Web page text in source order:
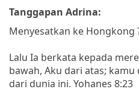
Tanggapan Adrina:
Menyesatkan ke Hongkong
Lalu Ia berkata kepada
bawah, Aku dari atas;
dari dunia ini. Yohanes 8:23